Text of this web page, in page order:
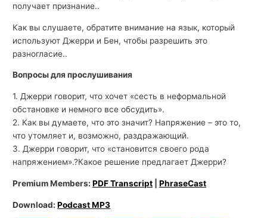
получает признание..
Как вы слушаете, обратите внимание на язык, который
используют Джерри и Бен, чтобы разрешить это
разногласие..
Вопросы для прослушивания
1. Джерри говорит, что хочет «сесть в неформальной
обстановке и немного все обсудить».
2. Как вы думаете, что это значит? Напряжение – это то,
что утомляет и, возможно, раздражающий.
3. Джерри говорит, что «становится своего рода
напряжением».?Какое решение предлагает Джерри?
Premium Members:PDF Transcript |PhraseCast
Download:Podcast MP3